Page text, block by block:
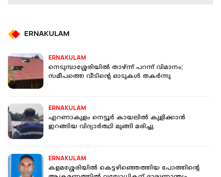
ERNAKULAM
ERNAKULAM
നെടുമ്പാശ്ശേരിയിൽ താഴ്ന്ന് പറന്ന് വിമാനം;
സമീപത്തെ വീടിന്റെ ഓടുകള്‍ തകര്‍ന്നു
ERNAKULAM
എറണാകുളം നെട്ടൂ‍ർ കായലിൽ കുളിക്കാൻ
ഇറങ്ങിയ വിദ്യാർത്ഥി മുങ്ങി മരിച്ചു
ERNAKULAM
കളമശ്ശേരിയില്‍ കെട്ടഴിഞ്ഞെത്തിയ പോത്തിന്റെ